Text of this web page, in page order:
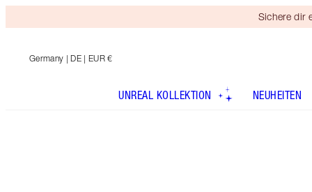
Sichere dir
Germany | DE | EUR €
UNREAL KOLLEKTION NEUHEITEN